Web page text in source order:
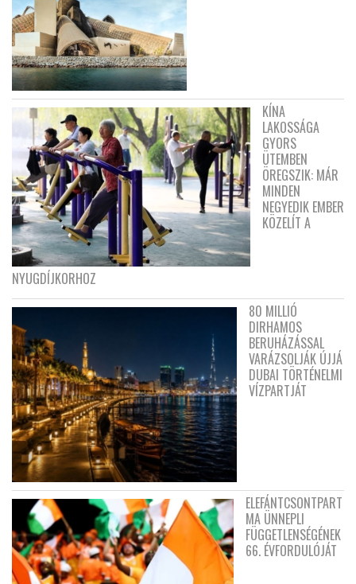
KÍNA
LAKOSSÁGA
GYORS
ÜTEMBEN
ÖREGSZIK: MÁR
MINDEN
NEGYEDIK EMBER
KÖZELÍT A
NYUGDÍJKORHOZ
80 MILLIÓ
DIRHAMOS
BERUHÁZÁSSAL
VARÁZSOLJÁK ÚJJÁ
DUBAI TÖRTÉNELMI
VÍZPARTJÁT
ELEFÁNTCSONTPART
MA ÜNNEPLI
FÜGGETLENSÉGÉNEK
66. ÉVFORDULÓJÁT